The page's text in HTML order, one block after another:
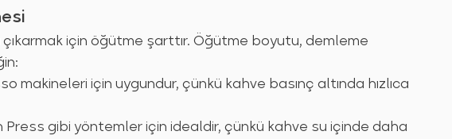
için öğütme şarttır. Öğütme boyutu, demleme
makineleri için uygundur, çünkü kahve basınç altında hızlıca
Press gibi yöntemler için idealdir, çünkü kahve su içinde daha